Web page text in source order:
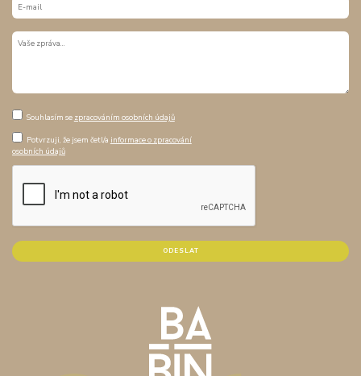
Souhlasím se zpracováním osobních údajů
Potvrzuji, že jsem četl/a informace o zpracování
osobních údajů